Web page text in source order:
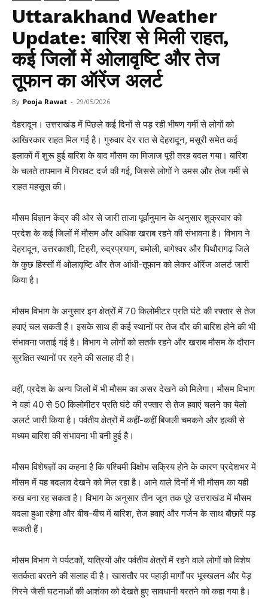
Uttarakhand Weather
Update: बारिश से मिली राहत,
कई जिलों में ओलावृष्टि और तेज
तूफान का ऑरेंज अलर्ट
By Pooja Rawat - 29/05/2026
देहरादून। उत्तराखंड में पिछले कई दिनों से पड़ रही भीषण गर्मी से लोगों को
आखिरकार राहत मिल गई है। गुरुवार देर रात से देहरादून, मसूरी समेत कई
इलाकों में शुरू हुई बारिश के बाद मौसम का मिजाज पूरी तरह बदल गया। बारिश
के चलते तापमान में गिरावट दर्ज की गई, जिससे लोगों ने उमस और तेज गर्मी से
राहत महसूस की।
मौसम विज्ञान केंद्र की ओर से जारी ताजा पूर्वानुमान के अनुसार शुक्रवार को
प्रदेश के कई जिलों में मौसम और अधिक खराब रहने की संभावना है। विभाग ने
देहरादून, उत्तरकाशी, टिहरी, रुद्रप्रयाग, चमोली, बागेश्वर और पिथौरागढ़ जिले
के कुछ हिस्सों में ओलावृष्टि और तेज आंधी-तूफान को लेकर ऑरेंज अलर्ट जारी
किया है।
मौसम विभाग के अनुसार इन क्षेत्रों में 70 किलोमीटर प्रति घंटे की रफ्तार से तेज
हवाएं चल सकती हैं। इसके साथ ही कई स्थानों पर तेज दौर की बारिश होने की भी
संभावना जताई गई है। विभाग ने लोगों को सतर्क रहने और खराब मौसम के दौरान
सुरक्षित स्थानों पर रहने की सलाह दी है।
वहीं, प्रदेश के अन्य जिलों में भी मौसम का असर देखने को मिलेगा। मौसम विभाग
ने वहां 40 से 50 किलोमीटर प्रति घंटे की रफ्तार से तेज हवाएं चलने का येलो
अलर्ट जारी किया है। पर्वतीय क्षेत्रों में कहीं-कहीं बिजली चमकने और हल्की से
मध्यम बारिश की संभावना भी बनी हुई है।
मौसम विशेषज्ञों का कहना है कि पश्चिमी विक्षोभ सक्रिय होने के कारण प्रदेशभर में
मौसम में यह बदलाव देखने को मिल रहा है। आने वाले दिनों में भी मौसम का यही
रुख बना रह सकता है। विभाग के अनुसार तीन जून तक पूरे उत्तराखंड में मौसम
बदला हुआ रहेगा और बीच-बीच में बारिश, तेज हवाएं और गर्जन के साथ बौछारें पड़
सकती हैं।
मौसम विभाग ने पर्यटकों, यात्रियों और पर्वतीय क्षेत्रों में रहने वाले लोगों को विशेष
सतर्कता बरतने की सलाह दी है। खासतौर पर पहाड़ी मार्गों पर भूस्खलन और पेड़
गिरने जैसी घटनाओं की आशंका को देखते हुए सावधानी बरतने को कहा गया है।